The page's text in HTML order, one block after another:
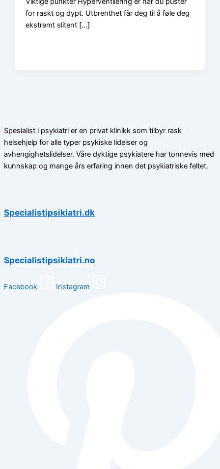
for raskt og dypt. Utbrenthet får deg til å føle deg
ekstremt slitent […]
Spesialist i psykiatri er en privat klinikk som tilbyr rask
helsehjelp for alle typer psykiske lidelser og
avhengighetslidelser. Våre dyktige psykiatere har tonnevis med
kunnskap og mange års erfaring innen det psykiatriske feltet.
Specialistipsikiatri.dk
Specialistipsikiatri.no
Facebook Instagram